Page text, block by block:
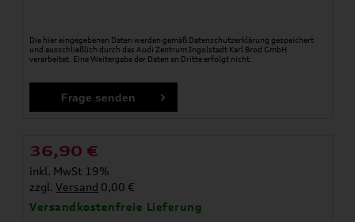
Die hier eingegebenen Daten werden gemäß Datenschutzerklärung gespeichert
und ausschließlich durch das Audi Zentrum Ingolstadt Karl Brod GmbH
verarbeitet. Eine Weitergabe der Daten an Dritte erfolgt nicht.
36,90 €
inkl. MwSt 19%
zzgl.Versand 0,00 €
Versandkostenfreie Lieferung